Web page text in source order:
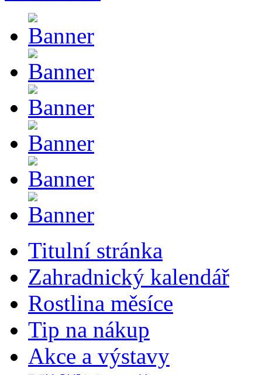
Titulní stránka
Zahradnický kalendář
Rostlina měsíce
Tip na nákup
Akce a výstavy